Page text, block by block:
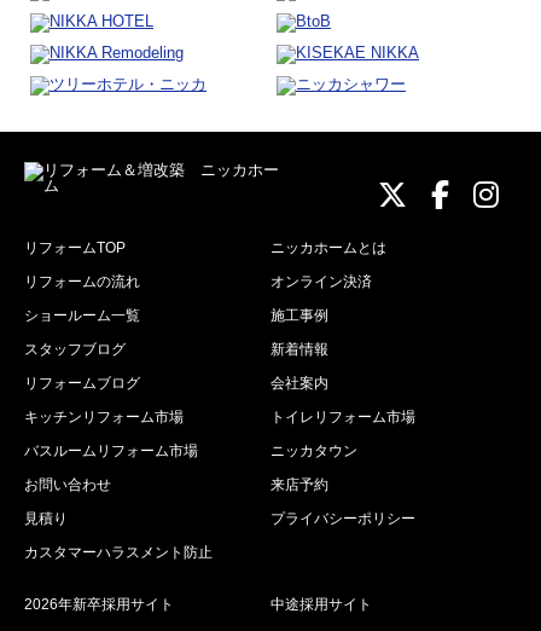
ニッカ
ニッニ
リフォームTOP
ニッカホームとは
リフォームの流れ
オンライン決済
ショールーム一覧
施工事例
スタッフブログ
新着情報
リフォームブログ
会社案内
キッチンリフォーム市場
トイレリフォーム市場
バスルームリフォーム市場
ニッカタウン
お問い合わせ
来店予約
見積り
プライバシーポリシー
カスタマーハラスメント防止
2026年新卒採用サイト
中途採用サイト